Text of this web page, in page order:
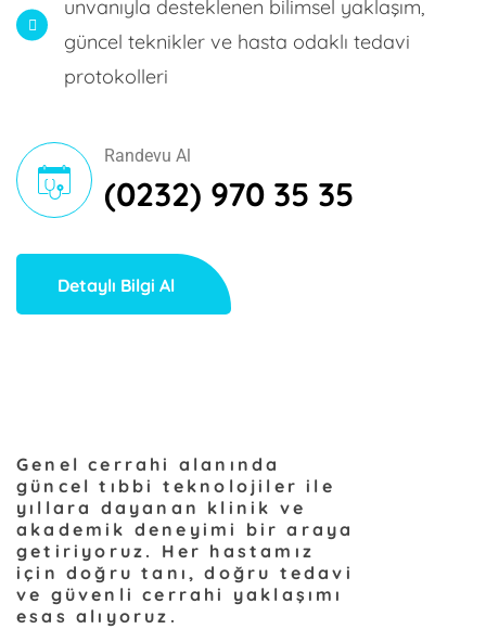
unvanıyla desteklenen bilimsel yaklaşım,
güncel teknikler ve hasta odaklı tedavi
protokolleri
Randevu Al
(0232) 970 35 35
Detaylı Bilgi Al
Genel cerrahi alanında
güncel tıbbi teknolojiler ile
yıllara dayanan klinik ve
akademik deneyimi bir araya
getiriyoruz. Her hastamız
için doğru tanı, doğru tedavi
ve güvenli cerrahi yaklaşımı
esas alıyoruz.